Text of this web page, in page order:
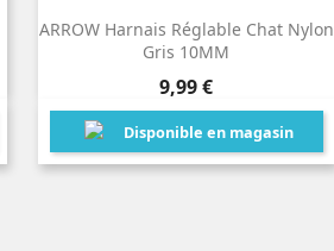
ARROW Harnais Réglable Chat Nylon
Gris 10MM
Prix
9,99 €
Disponible en magasin